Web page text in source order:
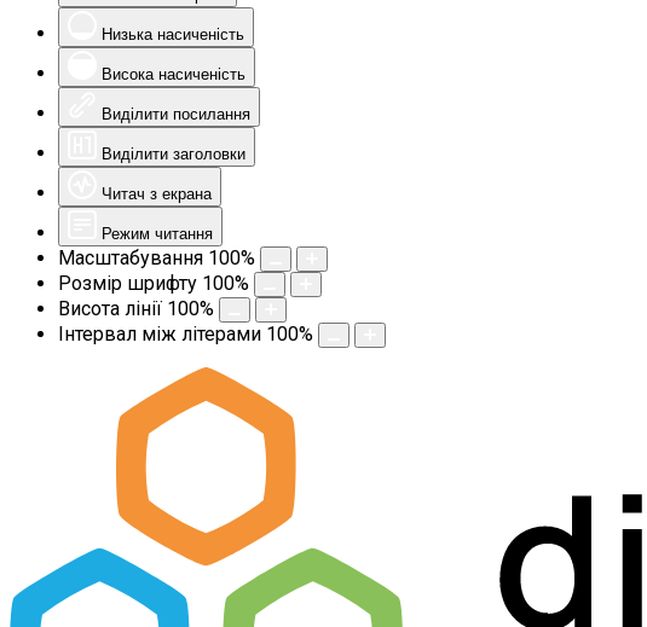
Низька насиченість
Висока насиченість
Виділити посилання
Виділити заголовки
Читач з екрана
Режим читання
Масштабування 100%
Розмір шрифту 100%
Висота лінії 100%
Інтервал між літерами 100%